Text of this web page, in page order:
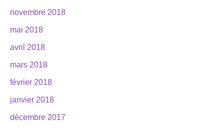
novembre 2018
mai 2018
avril 2018
mars 2018
février 2018
janvier 2018
décembre 2017